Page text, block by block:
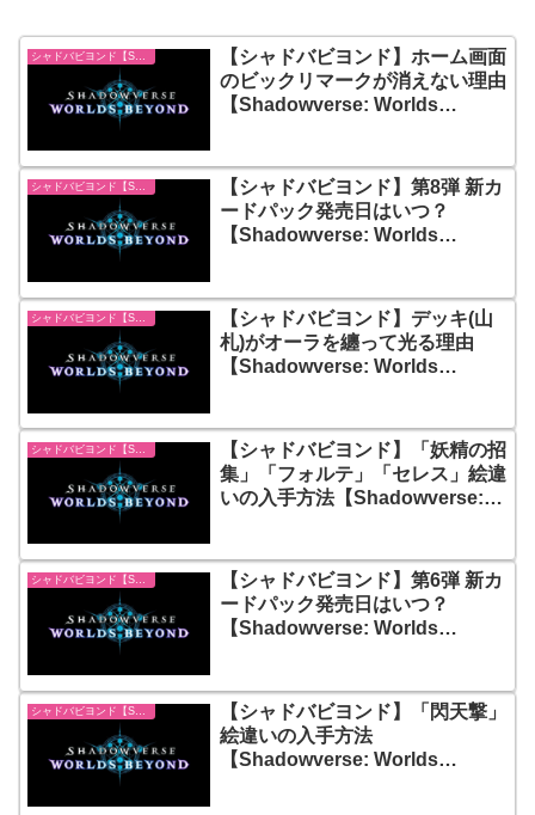
【シャドバビヨンド】ホーム画面
のビックリマークが消えない理由
【Shadowverse: Worlds
シャドバビヨンド【Shadowverse: Worlds Beyond】
【シャドバビヨンド】第8弾 新カ
ードパック発売日はいつ？
【Shadowverse: Worlds
【シャドバビヨンド】デッキ(山
札)がオーラを纏って光る理由
【Shadowverse: Worlds
【シャドバビヨンド】「妖精の招
集」「フォルテ」「セレス」絵違
いの入手方法【Shadowverse:
シャドバビヨンド【Shadowverse: Worlds Beyond】
【シャドバビヨンド】第6弾 新カ
ードパック発売日はいつ？
【Shadowverse: Worlds
【シャドバビヨンド】「閃天撃」
絵違いの入手方法
【Shadowverse: Worlds